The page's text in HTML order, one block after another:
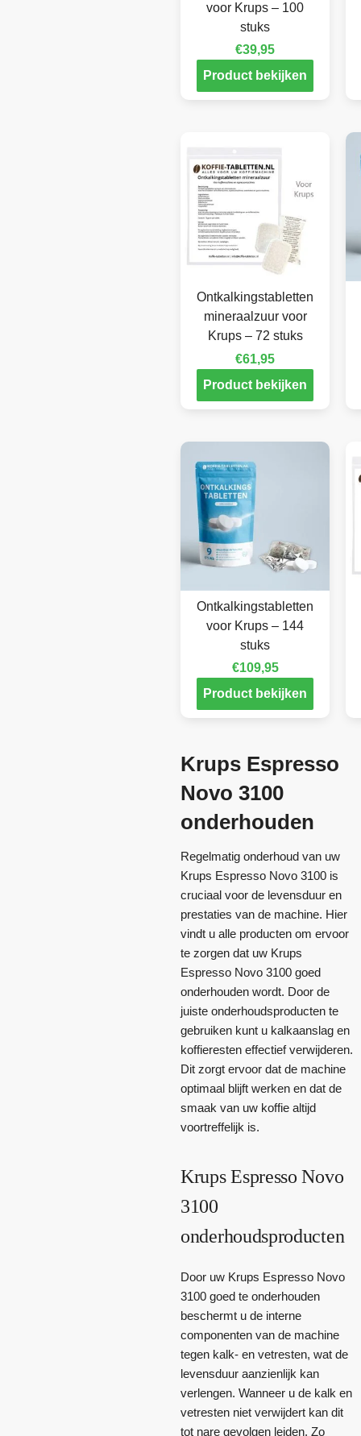
voor Krups – 100
stuks
€39,95
Product bekijken
Ontkalkingstabletten
mineraalzuur voor
Krups – 72 stuks
€61,95
Product bekijken
Ontkalkingstabletten
voor Krups – 144
stuks
€109,95
Product bekijken
Krups Espresso
Novo 3100
onderhouden
Regelmatig onderhoud van uw
Krups Espresso Novo 3100 is
cruciaal voor de levensduur en
prestaties van de machine. Hier
vindt u alle producten om ervoor
te zorgen dat uw Krups
Espresso Novo 3100 goed
onderhouden wordt. Door de
juiste onderhoudsproducten te
gebruiken kunt u kalkaanslag en
koffieresten effectief verwijderen.
Dit zorgt ervoor dat de machine
optimaal blijft werken en dat de
smaak van uw koffie altijd
voortreffelijk is.
Krups Espresso Novo
3100
onderhoudsproducten
Door uw Krups Espresso Novo
3100 goed te onderhouden
beschermt u de interne
componenten van de machine
tegen kalk- en vetresten, wat de
levensduur aanzienlijk kan
verlengen. Wanneer u de kalk en
vetresten niet verwijdert kan dit
tot nare gevolgen leiden. Zo